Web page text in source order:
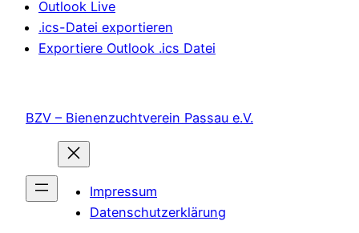
Outlook Live
.ics-Datei exportieren
Exportiere Outlook .ics Datei
BZV – Bienenzuchtverein Passau e.V.
Impressum
Datenschutzerklärung